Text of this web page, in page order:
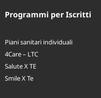
Programmi per Iscritti
Piani sanitari individuali
4Care – LTC
Salute X TE
Smile X Te